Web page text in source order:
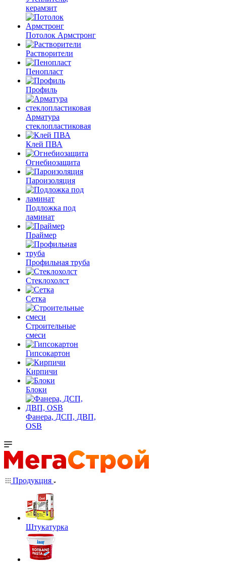
керамзит
Потолок Армстронг
Растворители
Пенопласт
Профиль
Арматура
стеклопластиковая
Клей ПВА
Огнебиозащита
Пароизоляция
Подложка под
ламинат
Праймер
Профильная труба
Стеклохолст
Сетка
Строительные
смеси
Гипсокартон
Кирпичи
Блоки
Фанера, ДСП, ДВП,
OSB
Продукция
Штукатурка